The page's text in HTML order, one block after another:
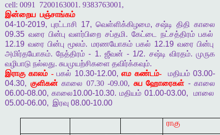
cell: 0091
7200163001. 9383763001,
இன்றைய பஞ்சாங்கம்
04-10-2019, புரட்டாசி 17, வெள்ளிக்கிழமை,சஷ்டி திதி காலை
09.35 வரை பின்பு வளர்பிறை சப்தமி. கேட்டை நட்சத்திரம் பகல்
12.19வரை பின்பு மூலம். மரணயோகம் பகல் 12.19 வரை பின்பு
அமிர்தயோகம்.நேத்திரம் - 1. ஜீவன் - 1/2. சஷ்டி விரதம்.முருக
வழிபாடு நல்லது. சுபமுயற்சிகளை தவிர்க்கவும்.
இராகு காலம் - பகல் 10.30-12.00,எம கண்டம்- மதியம்03.00-
04.30, குளிகன்காலை 07.30 -09.00, சுப ஹோரைகள் - காலை
06.00-08.00, காலை10.00-10.30. மதியம்01.00-03.00,
மாலை
05.00-06.00, இரவு 08.00-10.00
ராகு